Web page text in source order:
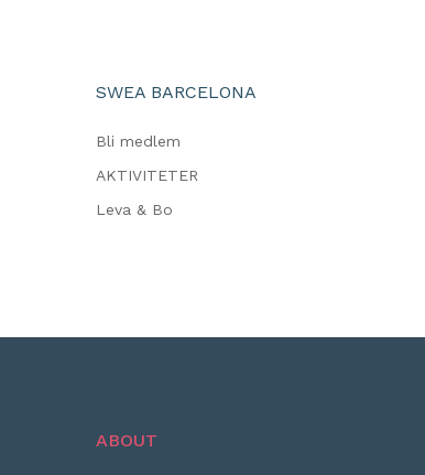
SWEA BARCELONA
Bli medlem
AKTIVITETER
Leva & Bo
ABOUT